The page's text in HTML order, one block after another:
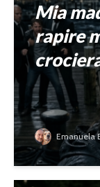
Mia
rapire
Emanuela